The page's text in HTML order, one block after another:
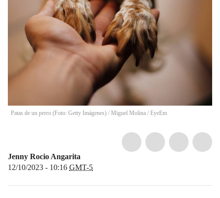
Patas de un perro (Foto: Getty Imágenes) / Miguel Molina / EyeEm
Jenny Rocio Angarita
12/10/2023 - 10:16 GMT-5